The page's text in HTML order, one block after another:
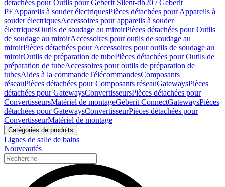
détachées pour Outils pour Geberit Silent-db20 / Geberit
PEAppareils à souder électriquesPièces détachées pour Appareils à
souder électriquesAccessoires pour appareils à souder
électriquesOutils de soudage au miroirPièces détachées pour Outils
de soudage au miroirAccessoires pour outils de soudage au
miroirPièces détachées pour Accessoires pour outils de soudage au
miroirOutils de préparation de tubePièces détachées pour Outils de
préparation de tubeAccessoires pour outils de préparation de
tubesAides à la commandeTélécommandesComposants
réseauPièces détachées pour Composants réseauGatewaysPièces
détachées pour GatewaysConvertisseursPièces détachées pour
ConvertisseursMatériel de montageGeberit ConnectGatewaysPièces
détachées pour GatewaysConvertisseurPièces détachées pour
ConvertisseurMatériel de montage
Catégories de produits
Lignes de salle de bains
Nouveautés